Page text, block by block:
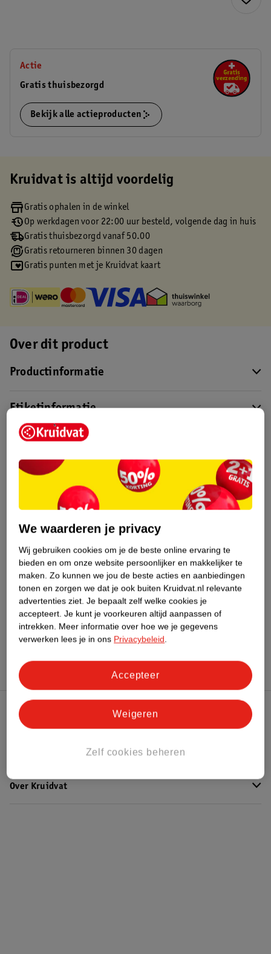
Actie
Gratis thuisbezorgd
Bekijk alle actieproducten
Kruidvat is altijd voordelig
Gratis ophalen in de winkel
Op werkdagen voor 22:00 uur besteld, volgende dag in huis
Gratis thuisbezorgd vanaf 50.00
Gratis retourneren binnen 30 dagen
Gratis punten met je Kruidvat kaart
Over dit product
Productinformatie
Etiketinformatie
Nature Impact Score
Dit product heeft (nog) geen Nature
Impact Score.
Meer informatie
Bestel & Bezorginformatie
Bekijk ook
MeerL'Oreal Alle Foundation
Hoe controleren wij de reviews?
Kruidvat Club
Over Kruidvat
We waarderen je privacy
Wij gebruiken cookies om je de beste online ervaring te
bieden en om onze website persoonlijker en makkelijker te
maken. Zo kunnen we jou de beste acties en aanbiedingen
tonen en zorgen we dat je ook buiten Kruidvat.nl relevante
advertenties ziet. Je bepaalt zelf welke cookies je
accepteert. Je kunt je voorkeuren altijd aanpassen of
intrekken. Meer informatie over hoe we je gegevens
verwerken lees je in ons Privacybeleid.
Zelf cookies beheren
Weigeren
Accepteer